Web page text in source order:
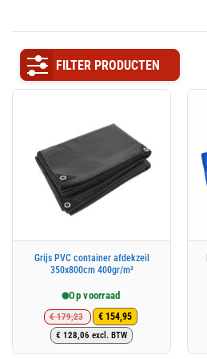
FILTER PRODUCTEN
Grijs PVC container afdekzeil
350x800cm 400gr/m²
Op voorraad
€179,23
Oorspronkelijke
prijs
was:
€ 154,95
Huidige
prijs
is:
€ 128,06 excl. BTW